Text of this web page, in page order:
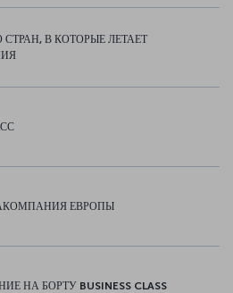
В КОТОРЫЕ ЛЕТАЕТ
ЕВРОПЫ
НА БОРТУ BUSINESS CLASS